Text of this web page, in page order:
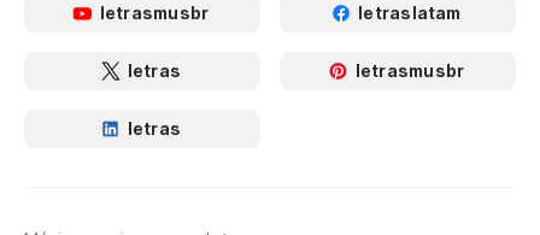
letrasmusbr letraslatam
letras letrasmusbr
letras